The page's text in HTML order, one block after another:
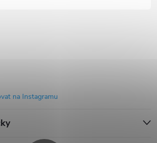
na Instagramu